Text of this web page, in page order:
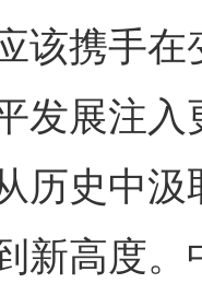
该携手
发展注
历史中
新高度